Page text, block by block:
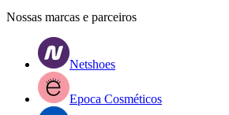
Nossas marcas e parceiros
Netshoes
Epoca Cosméticos